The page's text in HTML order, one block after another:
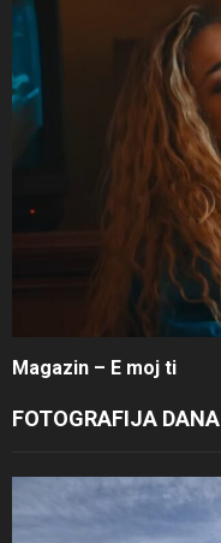
Magazin – E moj ti
FOTOGRAFIJA DANA